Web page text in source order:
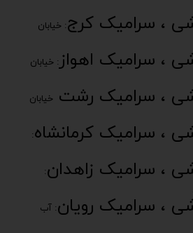
، سرامیک کرج: خیابان
، سرامیک اهواز : خیابان
، سرامیک رشت خیابان
، سرامیک کرمانشاه:
، سرامیک زاهدان:
، سرامیک رویان: آب